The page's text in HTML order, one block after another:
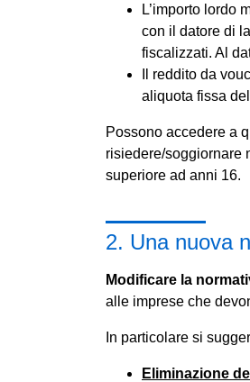
L’importo lordo
con il datore di
fiscalizzati. Al
Il reddito da
aliquota fissa
Possono accedere a
risiedere/soggiornare
superiore ad anni 16.
2. Una nuova
Modificare la
alle imprese che
In particolare si
Eliminazione